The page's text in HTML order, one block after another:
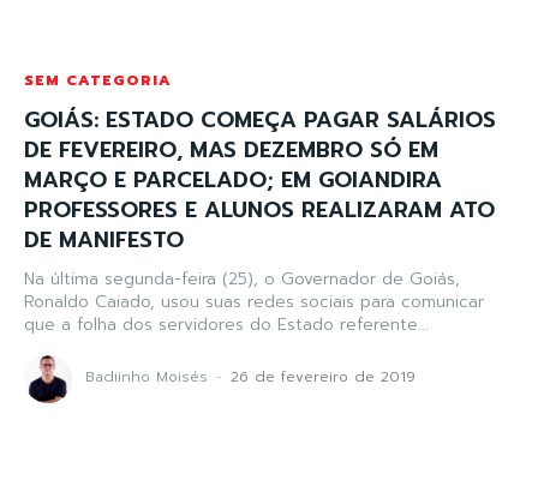
SEM CATEGORIA
GOIÁS: ESTADO COMEÇA PAGAR SALÁRIOS
DE FEVEREIRO, MAS DEZEMBRO SÓ EM
MARÇO E PARCELADO; EM GOIANDIRA
PROFESSORES E ALUNOS REALIZARAM ATO
DE MANIFESTO
Na última segunda-feira (25), o Governador de Goiás,
Ronaldo Caiado, usou suas redes sociais para comunicar
que a folha dos servidores do Estado referente...
Badiinho Moisés - 26 de fevereiro de 2019